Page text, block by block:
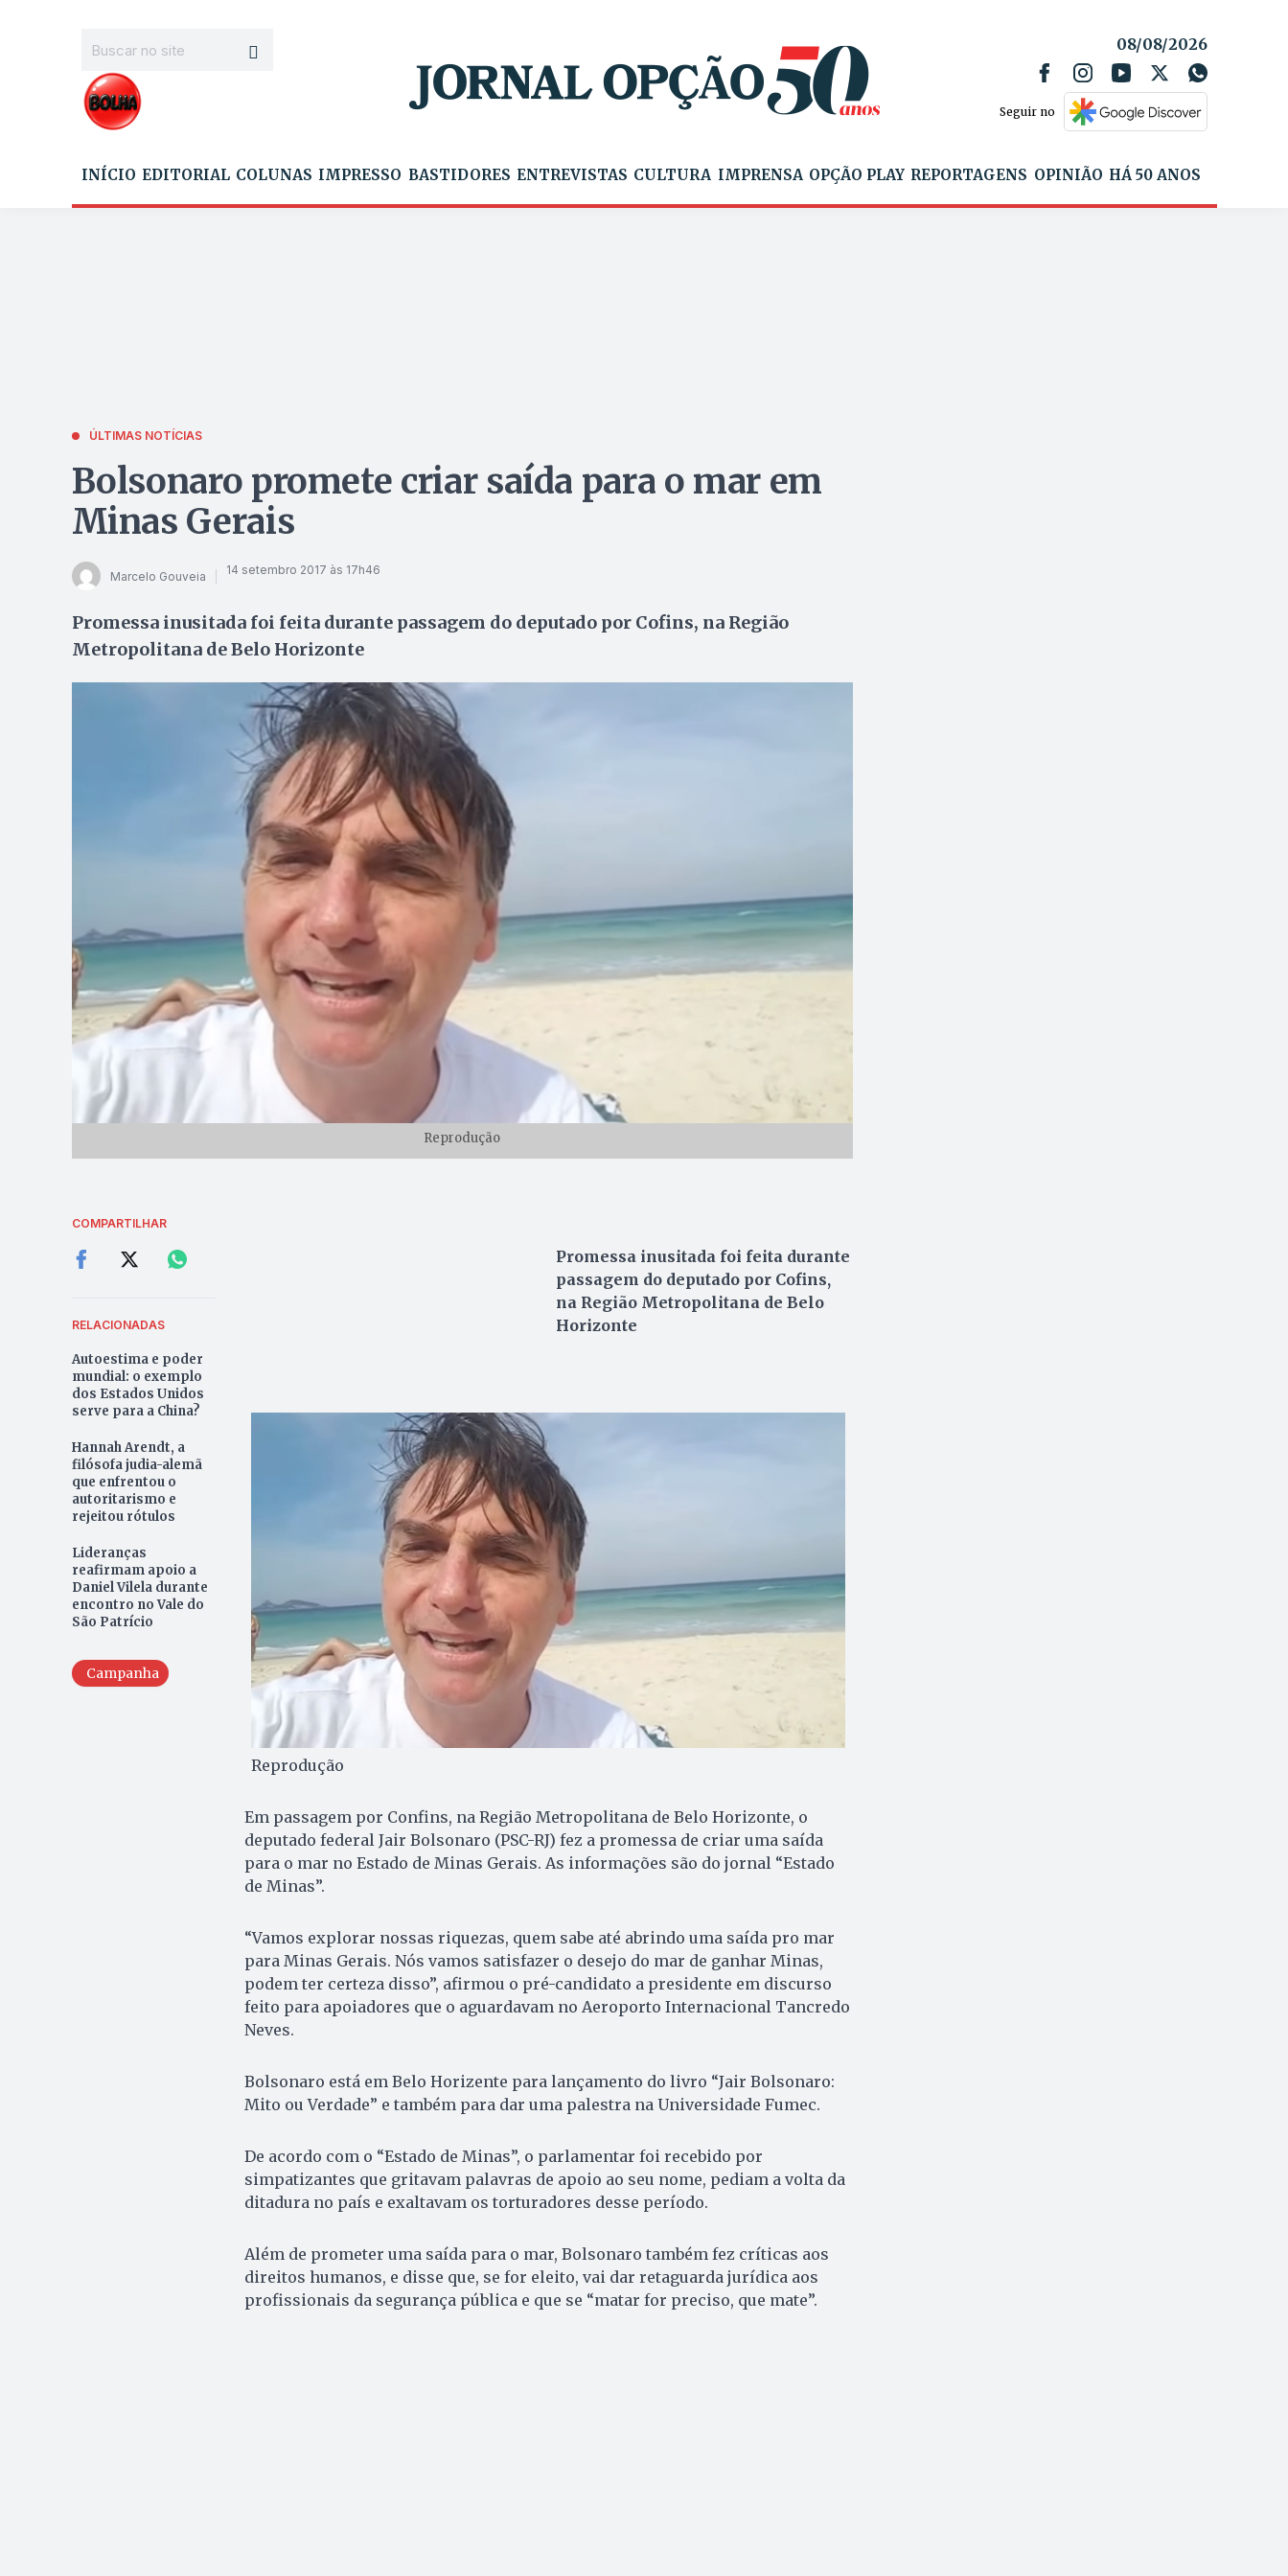
08/08/2026
Seguir no
INÍCIO EDITORIAL COLUNAS IMPRESSO BASTIDORES ENTREVISTAS CULTURA IMPRENSA OPÇÃO PLAY REPORTAGENS OPINIÃO HÁ 50 ANOS
ÚLTIMAS NOTÍCIAS
Bolsonaro promete criar saída para o mar em
Minas Gerais
Marcelo Gouveia 14 setembro 2017 às 17h46
Promessa inusitada foi feita durante passagem do deputado por Cofins, na Região
Metropolitana de Belo Horizonte
Reprodução
COMPARTILHAR
RELACIONADAS
Autoestima e poder
mundial: o exemplo
dos Estados Unidos
serve para a China?
Hannah Arendt, a
filósofa judia-alemã
que enfrentou o
autoritarismo e
rejeitou rótulos
Lideranças
reafirmam apoio a
Daniel Vilela durante
encontro no Vale do
São Patrício
Campanha
Promessa inusitada foi feita durante
passagem do deputado por Cofins,
na Região Metropolitana de Belo
Horizonte
Reprodução
Em passagem por Confins, na Região Metropolitana de Belo Horizonte, o
deputado federal Jair Bolsonaro (PSC-RJ) fez a promessa de criar uma saída
para o mar no Estado de Minas Gerais. As informações são do jornal “Estado
de Minas”.
“Vamos explorar nossas riquezas, quem sabe até abrindo uma saída pro mar
para Minas Gerais. Nós vamos satisfazer o desejo do mar de ganhar Minas,
podem ter certeza disso”, afirmou o pré-candidato a presidente em discurso
feito para apoiadores que o aguardavam no Aeroporto Internacional Tancredo
Neves.
Bolsonaro está em Belo Horizente para lançamento do livro “Jair Bolsonaro:
Mito ou Verdade” e também para dar uma palestra na Universidade Fumec.
De acordo com o “Estado de Minas”, o parlamentar foi recebido por
simpatizantes que gritavam palavras de apoio ao seu nome, pediam a volta da
ditadura no país e exaltavam os torturadores desse período.
Além de prometer uma saída para o mar, Bolsonaro também fez críticas aos
direitos humanos, e disse que, se for eleito, vai dar retaguarda jurídica aos
profissionais da segurança pública e que se “matar for preciso, que mate”.